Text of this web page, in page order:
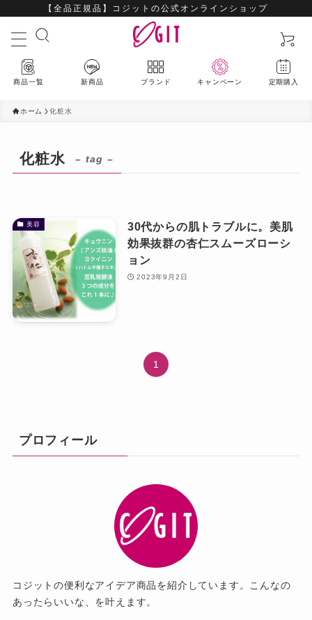
【全品正規品】コジットの公式オンラインショップ
商品一覧 新商品 ブランド キャンペーン 定期購入
最新入荷アイテムはこちら
ビューティー
ファッション
ベビー・キッズ
SALE
プライバシーポリシー
ホーム 化粧水
化粧水 – tag –
美容
30代からの肌トラブルに。美肌
効果抜群の杏仁スムーズローシ
ョン
2023年9月2日
1
プロフィール
コジットの便利なアイデア商品を紹介しています。こんなの
あったらいいな、を叶えます。